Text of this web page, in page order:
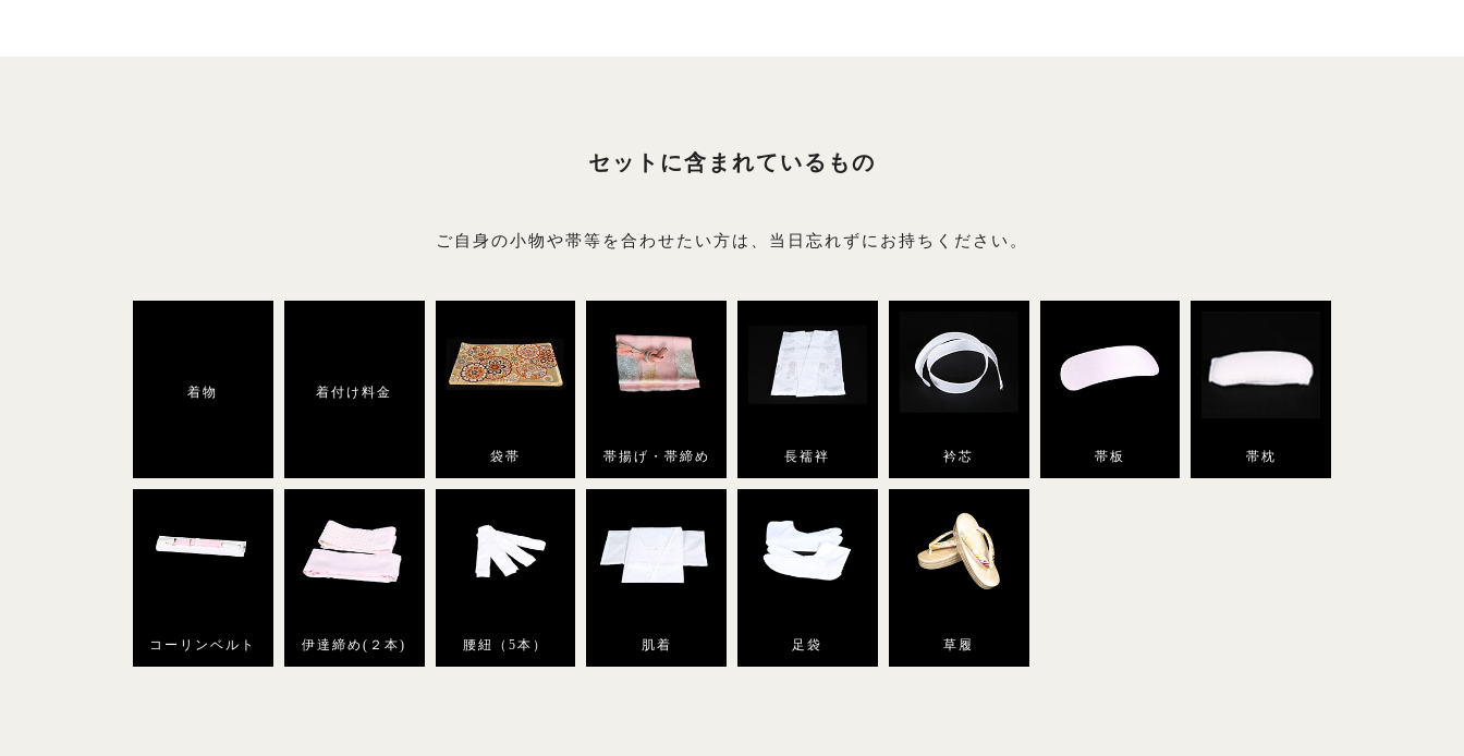
セットに含まれているもの
ご自身の小物や帯等を合わせたい方は、当日忘れずにお持ちください。
着物 着付け料金
袋帯 帯揚げ・帯締め 長襦袢 衿芯 帯板 帯枕
コーリンベルト 伊達締め(２本) 腰紐（5本） 肌着 足袋 草履